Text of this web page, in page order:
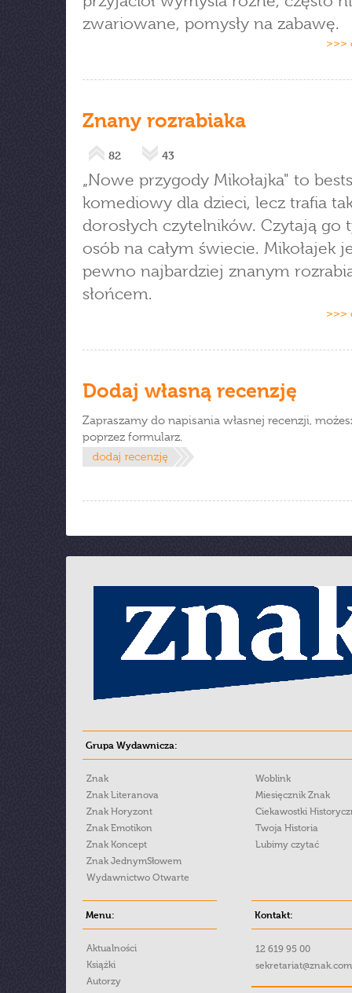
zwariowane, pomysły na zabawę.
>>>
Znany rozrabiaka
82 43
„Nowe przygody Mikołajka" to
komediowy dla dzieci, lecz trafia
dorosłych czytelników. Czytają go
osób na całym świecie. Mikołajek
pewno najbardziej znanym
słońcem.
>>>
Dodaj własną recenzję
Zapraszamy do napisania własnej recenzji,
poprzez formularz.
Grupa Wydawnicza:
Znak
Znak Literanova
Znak Horyzont
Znak Emotikon
Znak Koncept
Znak JednymSłowem
Wydawnictwo Otwarte
Woblink
Miesięcznik Znak
Ciekawostki
Twoja Historia
Lubimy czytać
Menu:
Aktualności
Książki
Autorzy
Kontakt:
12 619 95 00